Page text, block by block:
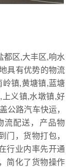
都区,大丰区,响水
具有优势的物流
岭镇,黄塘镇,蓝塘
义镇,水墩镇,好
公路汽车快运，
流配送，产品物
门，货物打包，
行业内率先开通
简化了货物操作